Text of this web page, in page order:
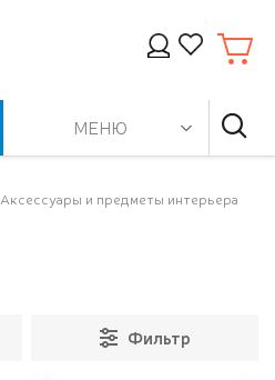
МЕНЮ
Аксессуары и предметы интерьера
Фильтр